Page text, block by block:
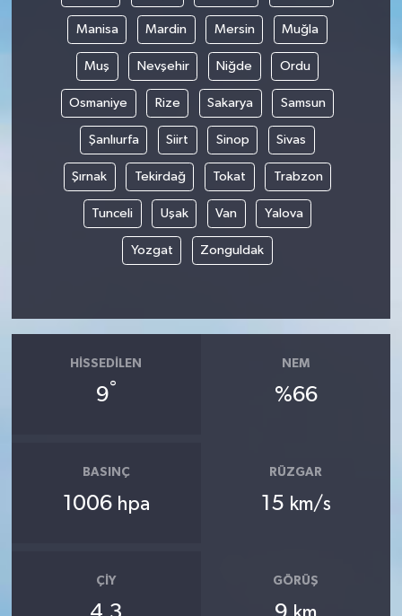
Manisa Mardin Mersin Muğla
Muş Nevşehir Niğde Ordu
Osmaniye Rize Sakarya Samsun
Şanlıurfa Siirt Sinop Sivas
Şırnak Tekirdağ Tokat Trabzon
Tunceli Uşak Van Yalova
Yozgat Zonguldak
HISSEDILEN
9°
NEM
%66
BASINÇ
1006 hpa
RÜZGAR
15 km/s
ÇIY GÖRÜŞ